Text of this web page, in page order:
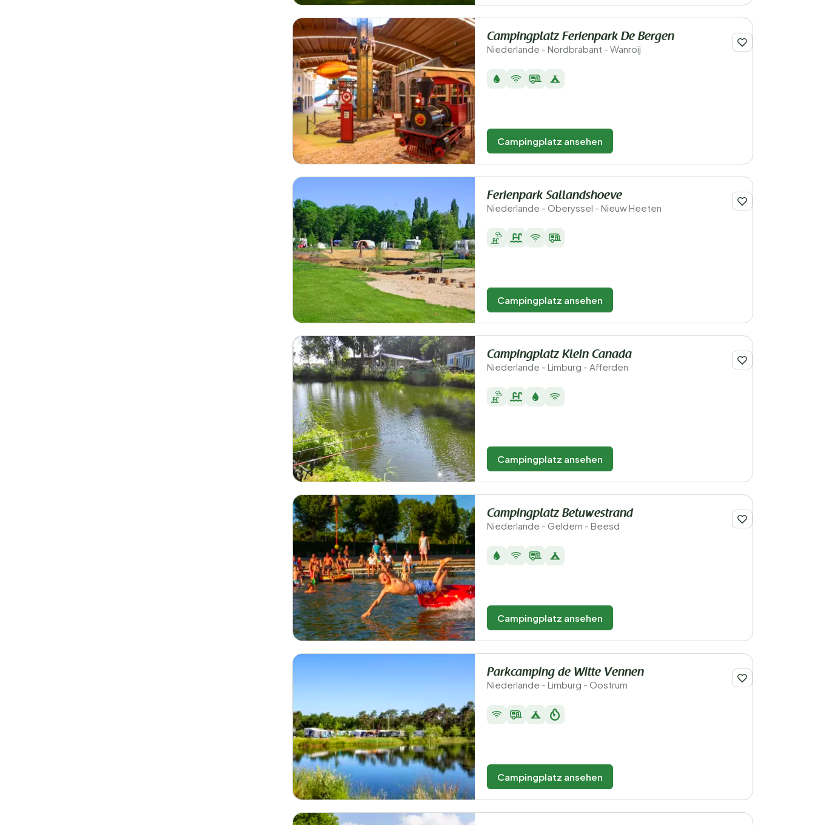
Campingplatz Ferienpark De Bergen
Niederlande - Nordbrabant - Wanroij
Campingplatz ansehen
Ferienpark Sallandshoeve
Niederlande - Oberyssel - Nieuw Heeten
Campingplatz ansehen
Campingplatz Klein Canada
Niederlande - Limburg - Afferden
Campingplatz ansehen
Campingplatz Betuwestrand
Niederlande - Geldern - Beesd
Campingplatz ansehen
Parkcamping de Witte Vennen
Niederlande - Limburg - Oostrum
Campingplatz ansehen